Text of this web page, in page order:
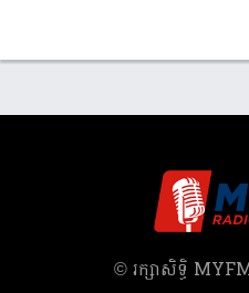
​© រក្សា​សិទ្ធិ​